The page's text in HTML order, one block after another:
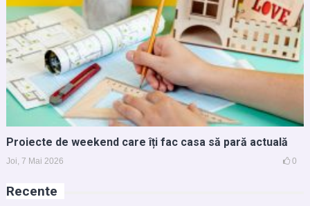
Proiecte de weekend care îți fac casa să pară actuală
Joi, 7 Mai 2026 0
Recente